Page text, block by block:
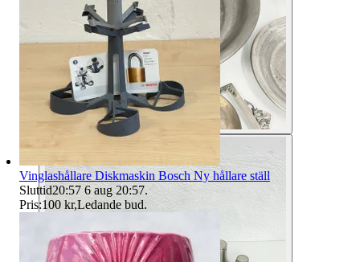
Vinglashållare Diskmaskin Bosch Ny hållare ställ
Sluttid20:57 6 aug 20:57.
Pris:100 kr,Ledande bud.